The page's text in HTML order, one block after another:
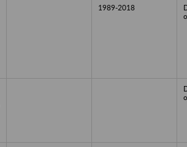
1989-2018